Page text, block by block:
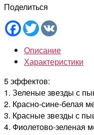
Поделиться
Facebook
Twitter
Описание
Характеристики
5 эффектов:
1. Зеленые звезды с
2. Красно-сине-белая
3. Красные звезды с
4. Фиолетово-зеленая